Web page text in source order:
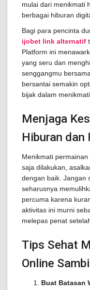
mulai dari menikmati
berbagai hiburan
Bagi para pencinta
ijobet link alternatif
Platform ini
yang seru dan
senggangmu
bersantai semakin
bijak dalam
Menjaga
Hiburan
Menikmati
saja dilakukan,
dengan baik. Jangan
seharusnya
percuma karena
aktivitas ini murni
melepas penat
Tips Sehat
Online
Buat Batasan